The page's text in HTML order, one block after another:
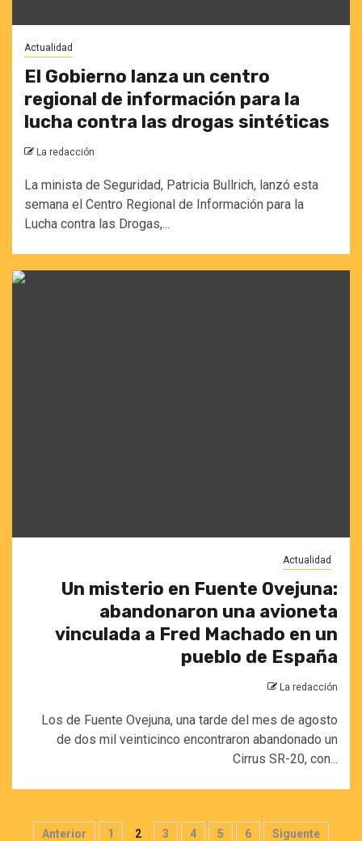
Actualidad
El Gobierno lanza un centro
regional de información para la
lucha contra las drogas sintéticas
La redacción
La minista de Seguridad, Patricia Bullrich, lanzó esta
semana el Centro Regional de Información para la
Lucha contra las Drogas,...
Actualidad
Un misterio en Fuente Ovejuna:
abandonaron una avioneta
vinculada a Fred Machado en un
pueblo de España
La redacción
Los de Fuente Ovejuna, una tarde del mes de agosto
de dos mil veinticinco encontraron abandonado un
Cirrus SR-20, con...
Paginación
Anterior 1 2 3 4 5 6 Siguente